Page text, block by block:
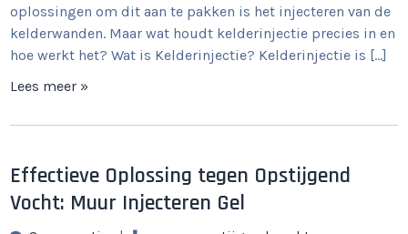
oplossingen om dit aan te pakken is het injecteren van de
kelderwanden. Maar wat houdt kelderinjectie precies in en
hoe werkt het? Wat is Kelderinjectie? Kelderinjectie is […]
Lees meer »
Effectieve Oplossing tegen Opstijgend
Vocht: Muur Injecteren Gel